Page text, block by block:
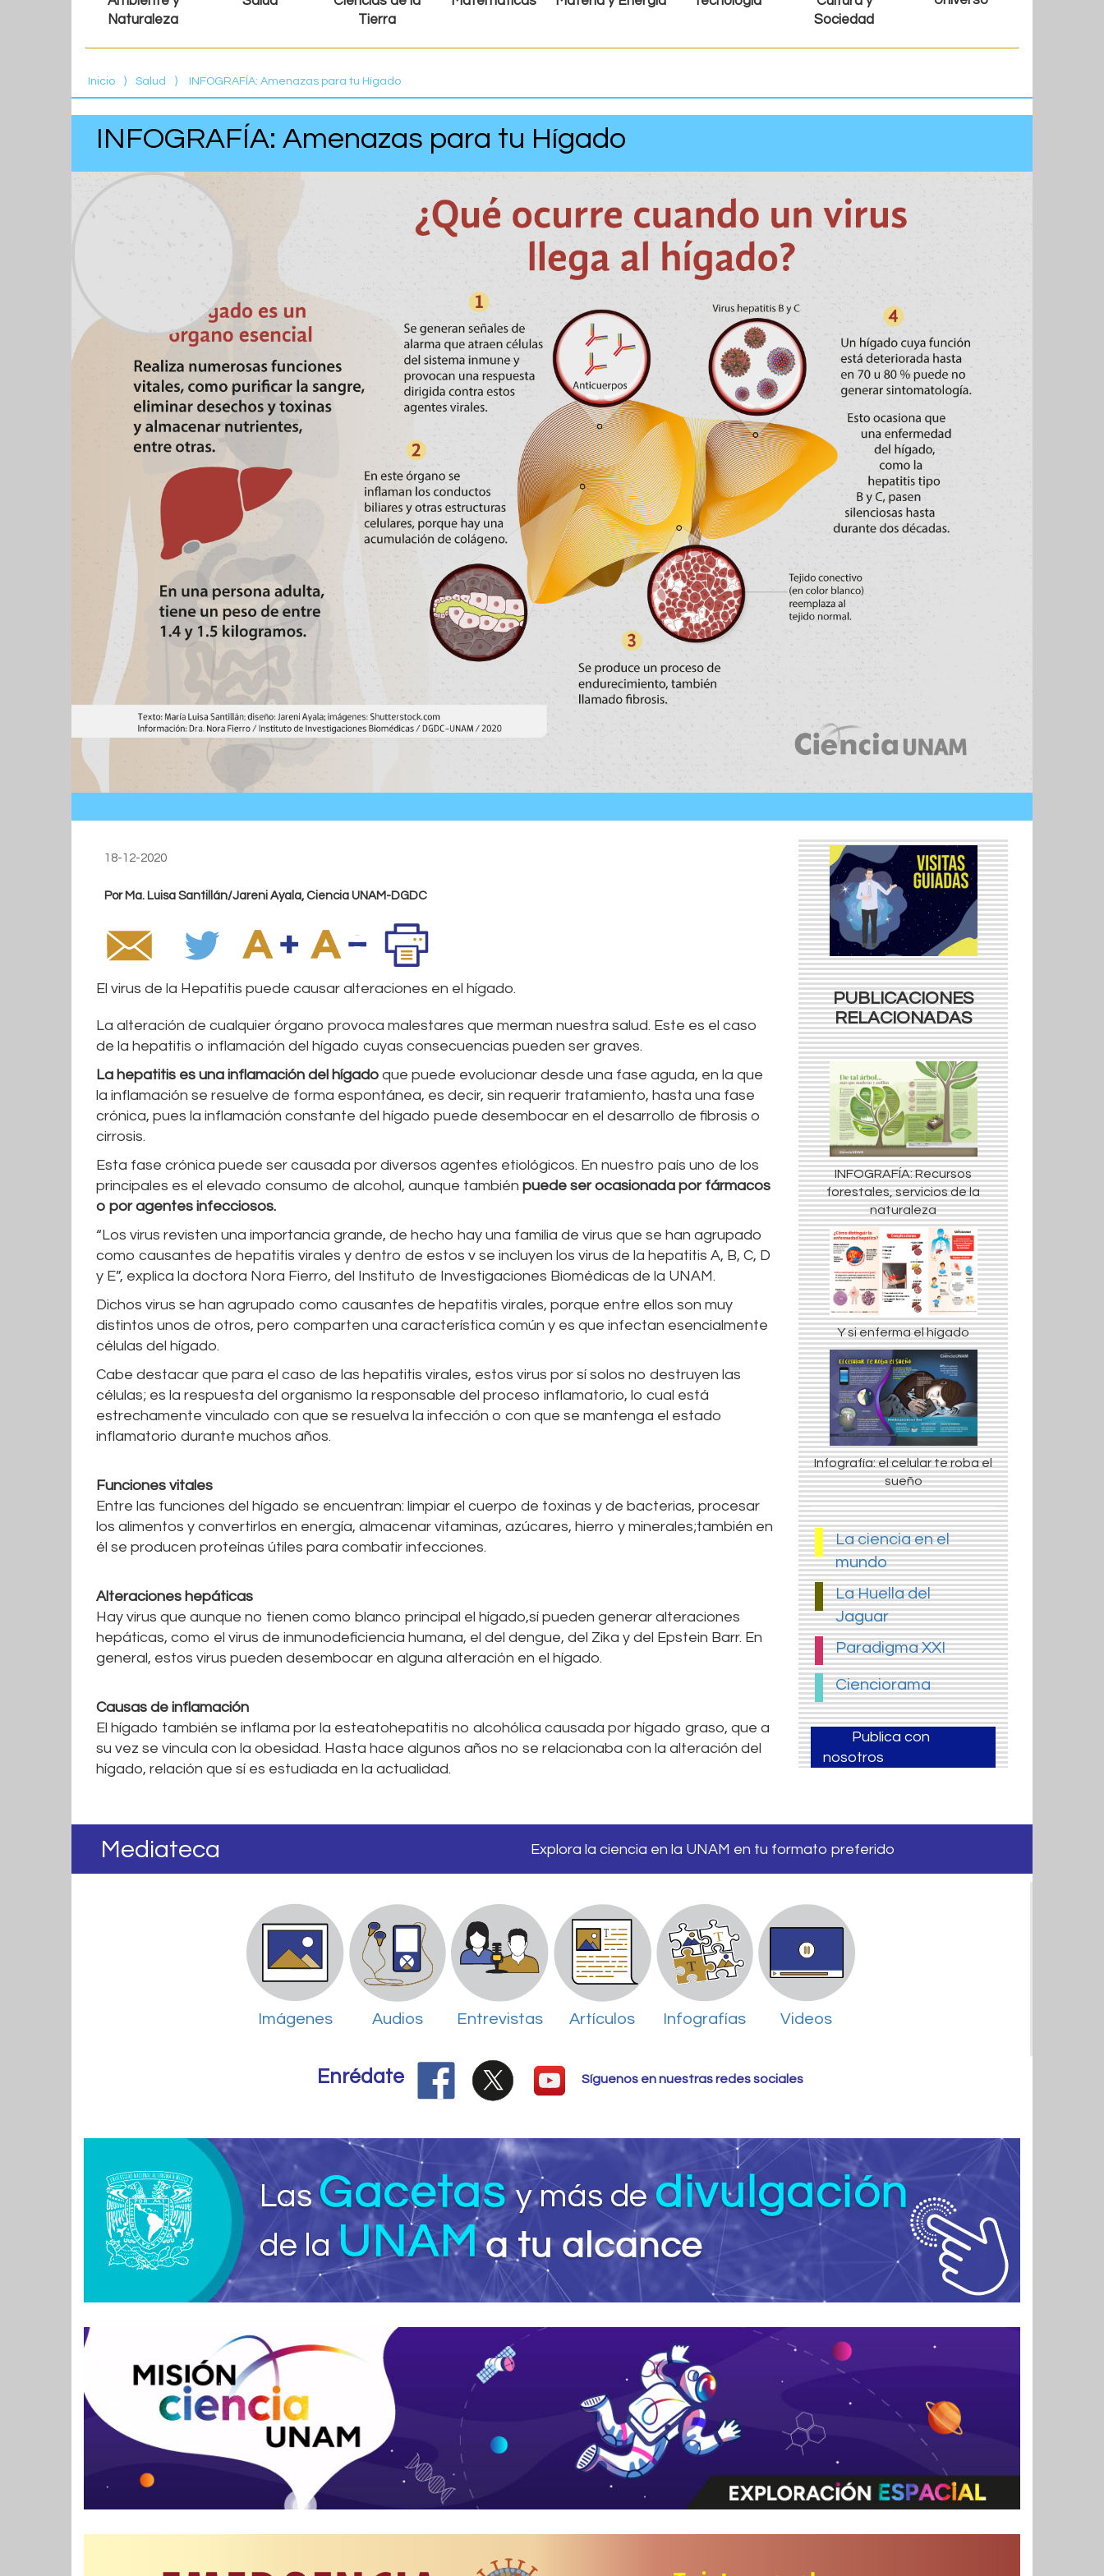
Naturaleza
Tierra
Sociedad
Inicio ⟩ Salud ⟩ INFOGRAFÍA: Amenazas para tu Hígado
INFOGRAFÍA: Amenazas para tu Hígado
18-12-2020
Por Ma. Luisa Santillán/Jareni Ayala, Ciencia UNAM-DGDC
El virus de la Hepatitis puede causar alteraciones en el hígado.
La alteración de cualquier órgano provoca malestares que merman nuestra salud. Este es el caso
de la hepatitis o inflamación del hígado cuyas consecuencias pueden ser graves.
La hepatitis es una inflamación del hígado que puede evolucionar desde una fase aguda, en la que
la inflamación se resuelve de forma espontánea, es decir, sin requerir tratamiento, hasta una fase
crónica, pues la inflamación constante del hígado puede desembocar en el desarrollo de fibrosis o
cirrosis.
Esta fase crónica puede ser causada por diversos agentes etiológicos. En nuestro país uno de los
principales es el elevado consumo de alcohol, aunque también puede ser ocasionada por fármacos
o por agentes infecciosos.
“Los virus revisten una importancia grande, de hecho hay una familia de virus que se han agrupado
como causantes de hepatitis virales y dentro de estos v se incluyen los virus de la hepatitis A, B, C, D
y E”, explica la doctora Nora Fierro, del Instituto de Investigaciones Biomédicas de la UNAM.
Dichos virus se han agrupado como causantes de hepatitis virales, porque entre ellos son muy
distintos unos de otros, pero comparten una característica común y es que infectan esencialmente
células del hígado.
Cabe destacar que para el caso de las hepatitis virales, estos virus por sí solos no destruyen las
células; es la respuesta del organismo la responsable del proceso inflamatorio, lo cual está
estrechamente vinculado con que se resuelva la infección o con que se mantenga el estado
inflamatorio durante muchos años.
Funciones vitales
Entre las funciones del hígado se encuentran: limpiar el cuerpo de toxinas y de bacterias, procesar
los alimentos y convertirlos en energía, almacenar vitaminas, azúcares, hierro y minerales;también en
él se producen proteínas útiles para combatir infecciones.
Alteraciones hepáticas
Hay virus que aunque no tienen como blanco principal el hígado,sí pueden generar alteraciones
hepáticas, como el virus de inmunodeficiencia humana, el del dengue, del Zika y del Epstein Barr. En
general, estos virus pueden desembocar en alguna alteración en el hígado.
Causas de inflamación
El hígado también se inflama por la esteatohepatitis no alcohólica causada por hígado graso, que a
su vez se vincula con la obesidad. Hasta hace algunos años no se relacionaba con la alteración del
hígado, relación que sí es estudiada en la actualidad.
PUBLICACIONES
RELACIONADAS
INFOGRAFÍA: Recursos
forestales, servicios de la
naturaleza
Y si enferma el hígado
Infografía: el celular te roba el
sueño
La ciencia en el
mundo
La Huella del
Jaguar
Paradigma XXI
Cienciorama
Publica con
nosotros
Mediateca Explora la ciencia en la UNAM en tu formato preferido
Imágenes Audios Entrevistas Artículos Infografías Videos
Enrédate Síguenos en nuestras redes sociales